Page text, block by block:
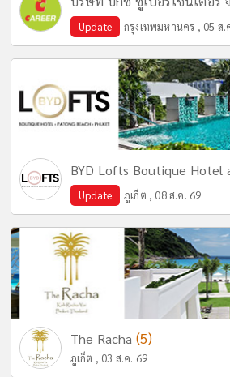
Update กรุงเทพมหานคร , 05 ส.
BYD Lofts Boutique Hotel
Update ภูเก็ต , 08 ส.ค. 69
The Racha (5)
ภูเก็ต , 03 ส.ค. 69